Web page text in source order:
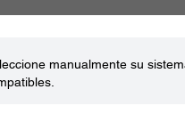
manualmente su